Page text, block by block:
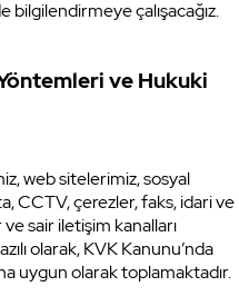
bilgilendirmeye çalışacağız.
ve Hukuki
web sitelerimiz, sosyal
CCTV, çerezler, faks, idari ve
sair iletişim kanalları
olarak, KVK Kanunu’nda
uygun olarak toplamaktadır.